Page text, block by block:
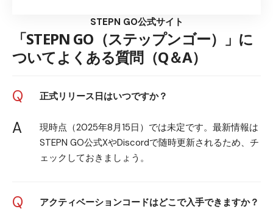
STEPN GO公式サイト
「STEPN GO（ステップンゴー）」に
ついてよくある質問（Q＆A）
Q 正式リリース日はいつですか？
A
現時点（2025年8月15日）では未定です。最新情報は
STEPN GO公式XやDiscordで随時更新されるため、チ
ェックしておきましょう。
Q アクティベーションコードはどこで入手できますか？